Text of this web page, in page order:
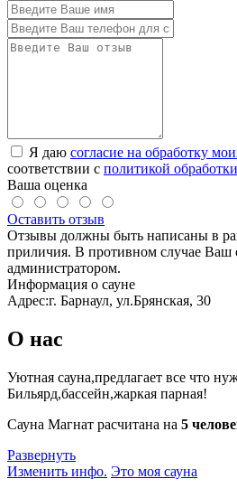
Я даю согласие на обработку
соответствии с политикой
Ваша оценка
Оставить отзыв
Отзывы должны быть написаны в
приличия. В противном случае Ваш
администратором.
Информация о сауне
Адрес:г. Барнаул, ул.Брянская, 30
О нас
Уютная сауна,предлагает все что
Бильярд,бассейн,жаркая парная!
Сауна Магнат расчитана на 5
Развернуть
Изменить инфо. Это моя сауна